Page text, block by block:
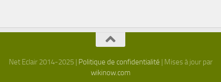
Net Eclair 2014-2025 | Politique de confidentialité | Mises à jour par
wikinow.com